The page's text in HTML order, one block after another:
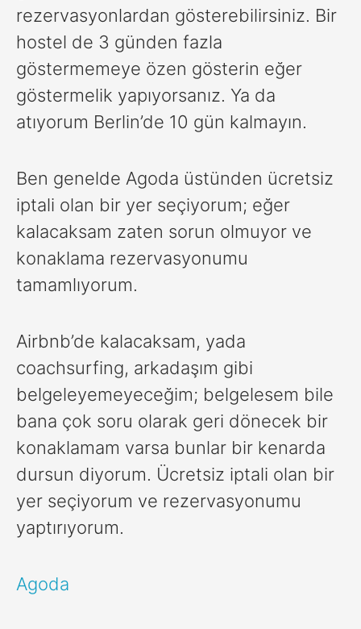
rezervasyonlardan gösterebilirsiniz. Bir
hostel de 3 günden fazla
göstermemeye özen gösterin eğer
göstermelik yapıyorsanız. Ya da
atıyorum Berlin’de 10 gün kalmayın.
Ben genelde Agoda üstünden ücretsiz
iptali olan bir yer seçiyorum; eğer
kalacaksam zaten sorun olmuyor ve
konaklama rezervasyonumu
tamamlıyorum.
Airbnb’de kalacaksam, yada
coachsurfing, arkadaşım gibi
belgeleyemeyeceğim; belgelesem bile
bana çok soru olarak geri dönecek bir
konaklamam varsa bunlar bir kenarda
dursun diyorum. Ücretsiz iptali olan bir
yer seçiyorum ve rezervasyonumu
yaptırıyorum.
Agoda